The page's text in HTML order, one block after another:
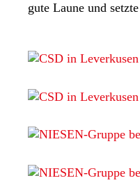
gute Laune und